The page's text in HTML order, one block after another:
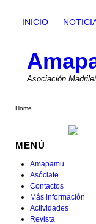
INICIO
Asociación
Home
MENÚ
Amapamu
Asóciate
Contactos
Más información
Actividades
Revista